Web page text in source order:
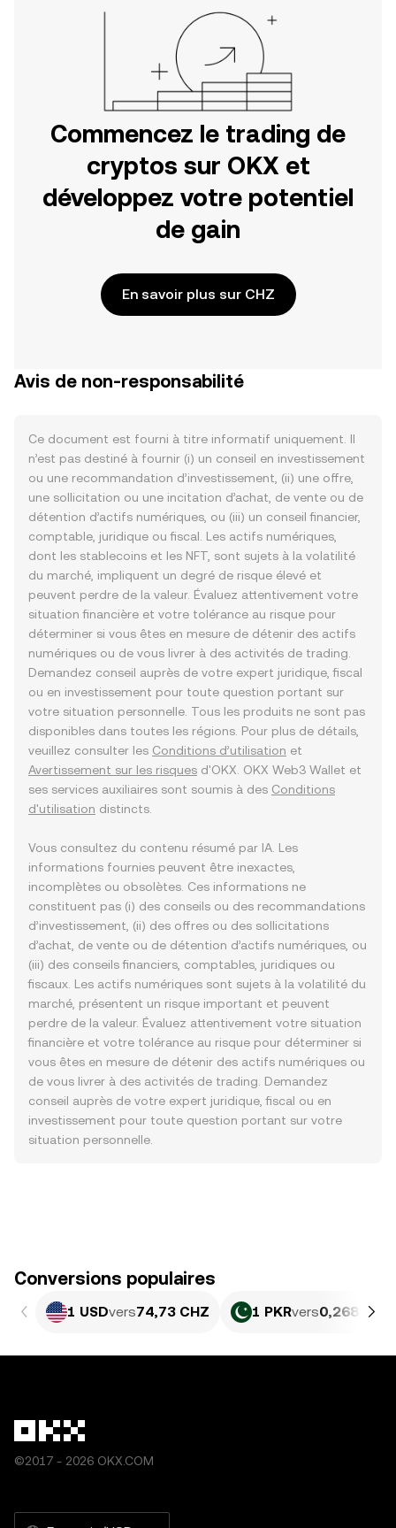
Commencez le trading de
cryptos sur OKX et
développez votre potentiel
de gain
En savoir plus sur CHZ
Avis de non-responsabilité
Ce document est fourni à titre informatif uniquement. Il
n’est pas destiné à fournir (i) un conseil en investissement
ou une recommandation d’investissement, (ii) une offre,
une sollicitation ou une incitation d’achat, de vente ou de
détention d’actifs numériques, ou (iii) un conseil financier,
comptable, juridique ou fiscal. Les actifs numériques,
dont les stablecoins et les NFT, sont sujets à la volatilité
du marché, impliquent un degré de risque élevé et
peuvent perdre de la valeur. Évaluez attentivement votre
situation financière et votre tolérance au risque pour
déterminer si vous êtes en mesure de détenir des actifs
numériques ou de vous livrer à des activités de trading.
Demandez conseil auprès de votre expert juridique, fiscal
ou en investissement pour toute question portant sur
votre situation personnelle. Tous les produits ne sont pas
disponibles dans toutes les régions. Pour plus de détails,
veuillez consulter les Conditions d’utilisation et
Avertissement sur les risques d'OKX. OKX Web3 Wallet et
ses services auxiliaires sont soumis à des Conditions
d'utilisation distincts.
Vous consultez du contenu résumé par IA. Les
informations fournies peuvent être inexactes,
incomplètes ou obsolètes. Ces informations ne
constituent pas (i) des conseils ou des recommandations
d’investissement, (ii) des offres ou des sollicitations
d’achat, de vente ou de détention d’actifs numériques, ou
(iii) des conseils financiers, comptables, juridiques ou
fiscaux. Les actifs numériques sont sujets à la volatilité du
marché, présentent un risque important et peuvent
perdre de la valeur. Évaluez attentivement votre situation
financière et votre tolérance au risque pour déterminer si
vous êtes en mesure de détenir des actifs numériques ou
de vous livrer à des activités de trading. Demandez
conseil auprès de votre expert juridique, fiscal ou en
investissement pour toute question portant sur votre
situation personnelle.
Conversions populaires
1 USDvers74,73 CHZ 1 PKRvers0,26897
©2017 - 2026 OKX.COM